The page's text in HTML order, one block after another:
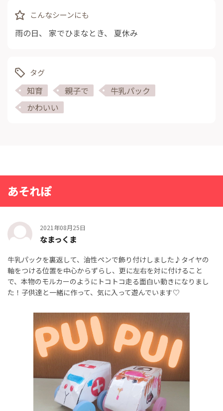
こんなシーンにも
雨の日、 家でひまなとき、 夏休み
タグ
知育 親子で
牛乳パック
かわいい
あそれぽ
2021年08月25日
なまっくま
牛乳パックを裏返して、油性ペンで飾り付けしました♪タイヤの
軸をつける位置を中心からずらし、更に左右を対に付けること
で、本物のモルカーのようにトコトコ走る面白い動きになりまし
た！子供達と一緒に作って、気に入って遊んでいます♡